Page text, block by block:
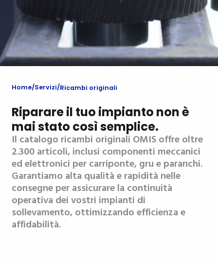
Home Servizi Ricambi originali
Riparare il tuo impianto non è
mai stato così semplice.
Il catalogo ricambi originali OMIS offre oltre
2.300 articoli, inclusi componenti meccanici
ed elettronici per carriponte, gru e paranchi.
Garantiamo alta qualità e rapidità nelle
consegne per assicurare la continuità
operativa dei vostri impianti di
sollevamento, ottimizzando efficienza e
affidabilità.